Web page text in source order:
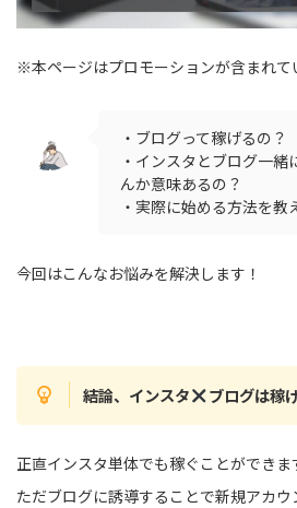
※本ページはプロモーションが含まれて
・ブログって稼げるの？
・インスタとブログ一緒
んか意味あるの？
・実際に始める方法を教
今回はこんなお悩みを解決します！
結論、インスタ ブログは稼
正直インスタ単体でも稼ぐことができま
ただブログに誘導することで新規アカ